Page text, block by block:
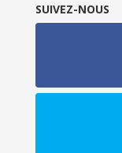
SUIVEZ-NOUS